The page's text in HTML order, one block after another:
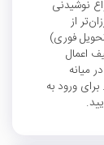
نوشیدنی
تا 35 درصد ارزان‌تر از
فوری)
اعمال
میانه
ورود به